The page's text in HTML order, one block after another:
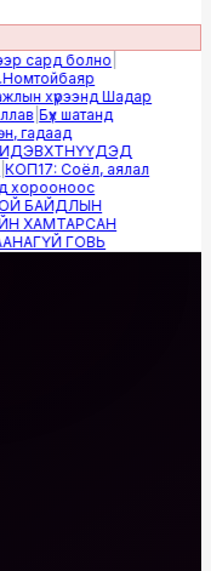
сард болно|
хүрээнд Шадар
|Бүх шатанд
гадаад
Соёл, аялал
БАЙДЛЫН
ХАМТАРСАН
ГОВЬ